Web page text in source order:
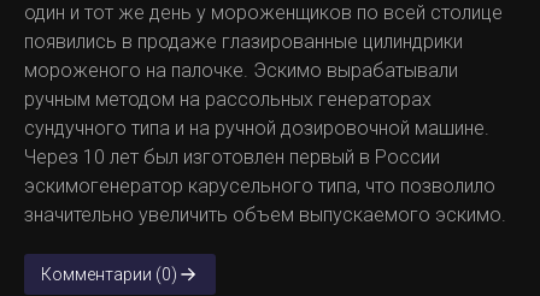
один и тот же день у мороженщиков по всей столице
появились в продаже глазированные цилиндрики
мороженого на палочке. Эскимо вырабатывали
ручным методом на рассольных генераторах
сундучного типа и на ручной дозировочной машине.
Через 10 лет был изготовлен первый в России
эскимогенератор карусельного типа, что позволило
значительно увеличить объем выпускаемого эскимо.
Комментарии (0)